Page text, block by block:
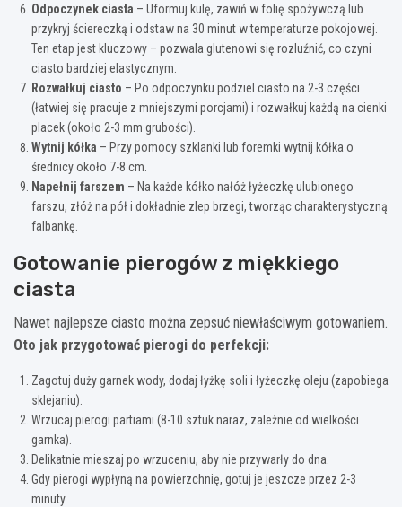
Odpoczynek ciasta – Uformuj kulę, zawiń w folię spożywczą lub
przykryj ściereczką i odstaw na 30 minut w temperaturze pokojowej.
Ten etap jest kluczowy – pozwala glutenowi się rozluźnić, co czyni
ciasto bardziej elastycznym.
Rozwałkuj ciasto – Po odpoczynku podziel ciasto na 2-3 części
(łatwiej się pracuje z mniejszymi porcjami) i rozwałkuj każdą na cienki
placek (około 2-3 mm grubości).
Wytnij kółka – Przy pomocy szklanki lub foremki wytnij kółka o
średnicy około 7-8 cm.
Napełnij farszem – Na każde kółko nałóż łyżeczkę ulubionego
farszu, złóż na pół i dokładnie zlep brzegi, tworząc charakterystyczną
falbankę.
Gotowanie pierogów z miękkiego
ciasta
Nawet najlepsze ciasto można zepsuć niewłaściwym gotowaniem.
Oto jak przygotować pierogi do perfekcji:
Zagotuj duży garnek wody, dodaj łyżkę soli i łyżeczkę oleju (zapobiega
sklejaniu).
Wrzucaj pierogi partiami (8-10 sztuk naraz, zależnie od wielkości
garnka).
Delikatnie mieszaj po wrzuceniu, aby nie przywarły do dna.
Gdy pierogi wypłyną na powierzchnię, gotuj je jeszcze przez 2-3
minuty.